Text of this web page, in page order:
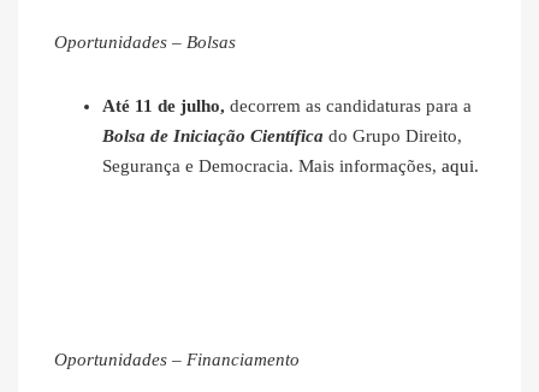
Oportunidades – Bolsas
Até 11 de julho, decorrem as candidaturas para a
Bolsa de Iniciação Científica do Grupo Direito,
Segurança e Democracia. Mais informações, aqui.
Oportunidades – Financiamento